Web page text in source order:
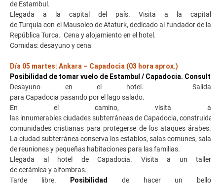
de Estambul.
Llegada a la capital del país. Visita a la capital
de Turquía con el Mausoleo de Ataturk, dedicado al fundador de la
República Turca. Cena y alojamiento en el hotel.
Comidas: desayuno y cena
Día 05 martes: Ankara – Capadocia (03 hora aprox.)
Posibilidad de tomar vuelo de Estambul / Capadocia. Consultar
Desayuno en el hotel. Salida
para Capadocia pasando por el lago salado.
En el camino, visita a
las innumerables ciudades subterráneas de Capadocia, construidas
comunidades cristianas para protegerse de los ataques árabes.
La ciudad subterránea conserva los establos, salas comunes, sala
de reuniones y pequeñas habitaciones para las familias.
Llegada al hotel de Capadocia. Visita a un taller
de cerámica y alfombras.
Tarde libre.
Posibilidad
de hacer un bello